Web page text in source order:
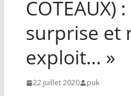
COTEAUX)
surprise et
exploit… »
22 juillet 2020 puk